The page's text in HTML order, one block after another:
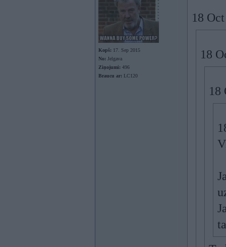
Kopš: 17. Sep 2015
No: Jelgava
Ziņojumi: 496
Braucu ar: LC120
18
18
18